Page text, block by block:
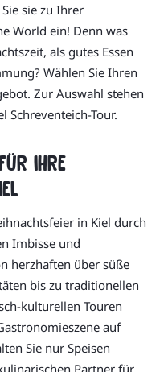
sie zu Ihrer
World ein! Denn was
als gutes Essen
Wählen Sie Ihren
Zur Auswahl stehen
Schreventeich-Tour.
Ihre
in Kiel durch
Imbisse und
herzhaften über süße
bis zu traditionellen
kulturellen Touren
auf
Sie nur Speisen